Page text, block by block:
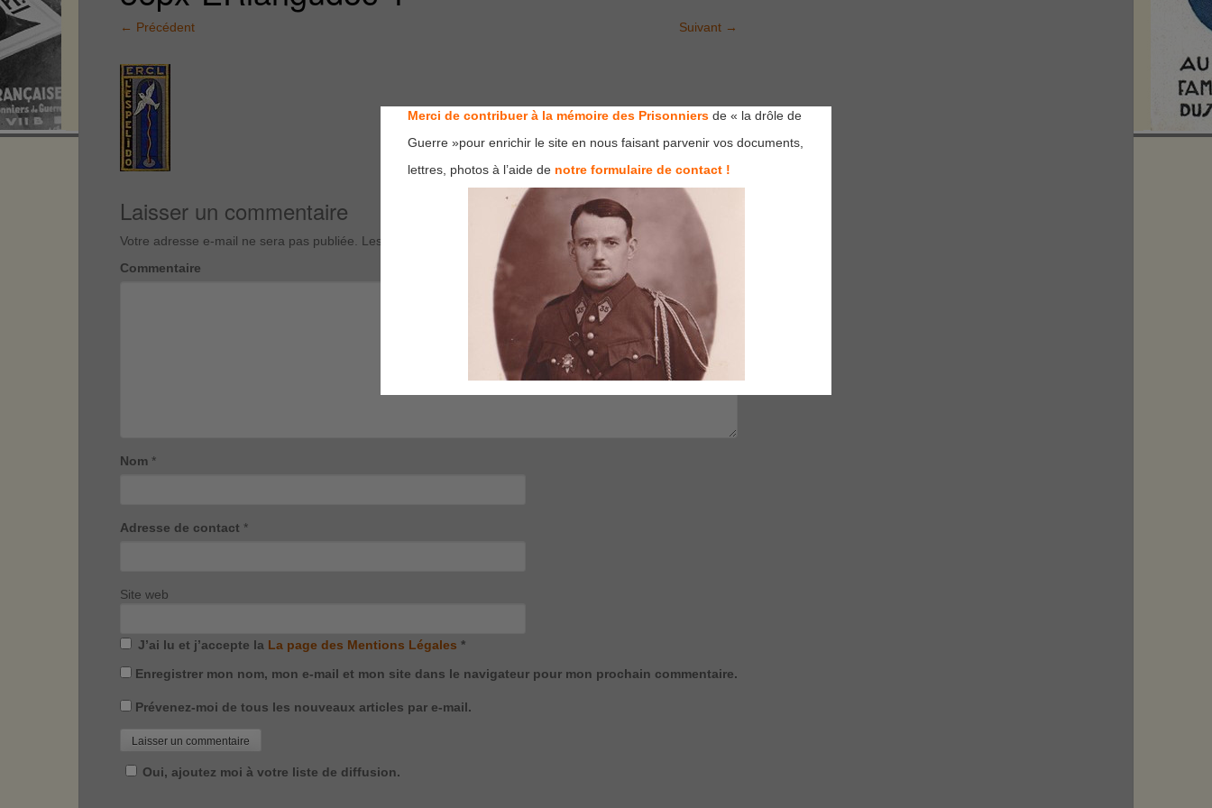
← Précédent Suivant →
Laisser un commentaire
Votre adresse e-mail ne sera pas publiée. Les champs obligatoires sont indiqués avec*
Commentaire
Nom *
Adresse de contact *
Site web
J’ai lu et j’accepte la La page des Mentions Légales *
Enregistrer mon nom, mon e-mail et mon site dans le navigateur pour mon prochain commentaire.
Prévenez-moi de tous les nouveaux articles par e-mail.
Oui, ajoutez moi à votre liste de diffusion.
Merci de contribuer à la mémoire des Prisonniers de « la drôle de
Guerre »pour enrichir le site en nous faisant parvenir vos documents,
lettres, photos à l’aide de notre formulaire de contact !